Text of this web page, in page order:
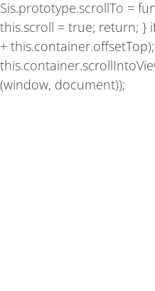
Sis.prototype.scrollTo =
this.scroll = true; return; }
+
(window, document));